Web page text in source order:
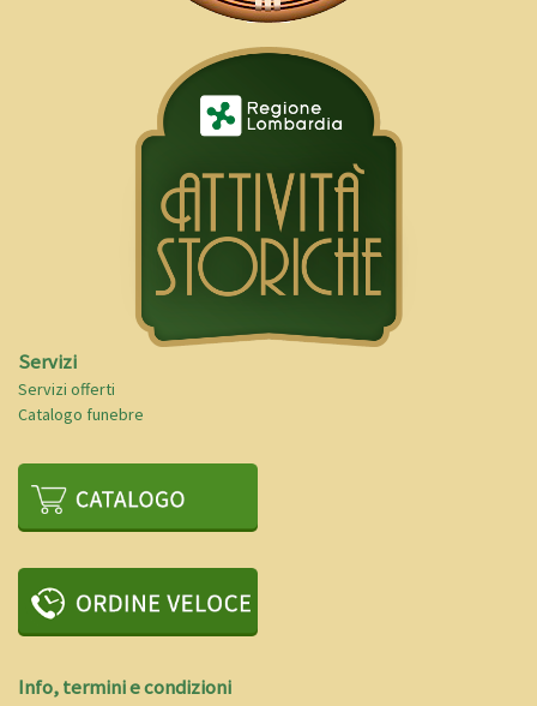
Servizi
Servizi offerti
Catalogo funebre
Info, termini e condizioni